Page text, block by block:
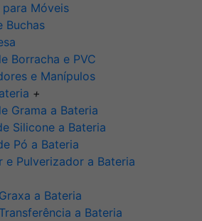
Móveis
Buchas
Borracha e PVC
e Manípulos
+
Grama a Bateria
Silicone a Bateria
Pó a Bateria
e Pulverizador a Bateria
a Bateria
a Bateria